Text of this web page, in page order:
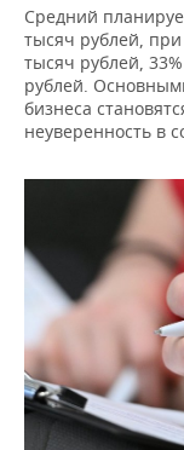
ХОККЕЙ С
Средний
тысяч рублей,
тысяч рублей,
рублей.
бизнеса
неуверенность в